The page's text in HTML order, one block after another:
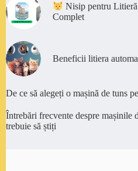
Nisip pentru
Complet
Beneficii litiera
De ce să alegeți o mașină de tuns
Întrebări frecvente despre mașinile
trebuie să știți